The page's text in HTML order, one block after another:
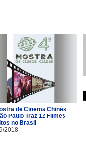
de Cinema Chinês
Paulo Traz 12 Filmes
no Brasil
2018